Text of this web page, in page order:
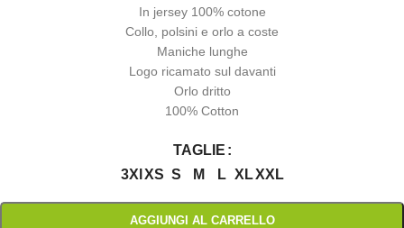
In jersey 100% cotone
Collo, polsini e orlo a coste
Maniche lunghe
Logo ricamato sul davanti
Orlo dritto
100% Cotton
TAGLIE
3Xl XS S M L XLXXL
AGGIUNGI AL CARRELLO